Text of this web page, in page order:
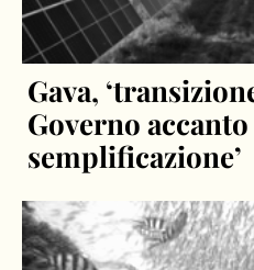
Gava,
Governo
semplificazione’